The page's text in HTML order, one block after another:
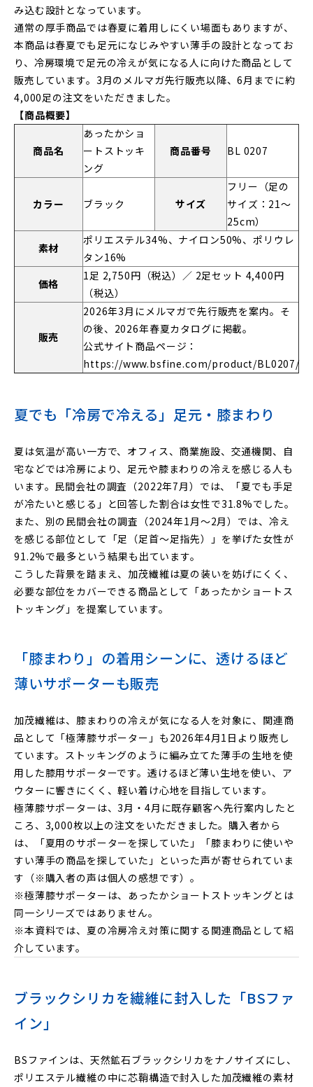
み込む設計となっています。
通常の厚手商品では春夏に着用しにくい場面もありますが、
本商品は春夏でも足元になじみやすい薄手の設計となってお
り、冷房環境で足元の冷えが気になる人に向けた商品として
販売しています。3月のメルマガ先行販売以降、6月までに約
4,000足の注文をいただきました。
【商品概要】
商品名
あったかショ
ートストッキ
ング
商品番号 BL 0207
カラー ブラック サイズ
フリー（足の
サイズ：21〜
25cm）
素材
ポリエステル34%、ナイロン50%、ポリウレ
タン16%
価格
1足 2,750円（税込）／ 2足セット 4,400円
（税込）
販売
2026年3月にメルマガで先行販売を案内。そ
の後、2026年春夏カタログに掲載。
公式サイト商品ページ：
https://www.bsfine.com/product/BL0207/
夏でも「冷房で冷える」足元・膝まわり
夏は気温が高い一方で、オフィス、商業施設、交通機関、自
宅などでは冷房により、足元や膝まわりの冷えを感じる人も
います。民間会社の調査（2022年7月）では、「夏でも手足
が冷たいと感じる」と回答した割合は女性で31.8%でした。
また、別の民間会社の調査（2024年1月〜2月）では、冷え
を感じる部位として「足（足首〜足指先）」を挙げた女性が
91.2%で最多という結果も出ています。
こうした背景を踏まえ、加茂繊維は夏の装いを妨げにくく、
必要な部位をカバーできる商品として「あったかショートス
トッキング」を提案しています。
「膝まわり」の着用シーンに、透けるほど
薄いサポーターも販売
加茂繊維は、膝まわりの冷えが気になる人を対象に、関連商
品として「極薄膝サポーター」も2026年4月1日より販売し
ています。ストッキングのように編み立てた薄手の生地を使
用した膝用サポーターです。透けるほど薄い生地を使い、ア
ウターに響きにくく、軽い着け心地を目指しています。
極薄膝サポーターは、3月・4月に既存顧客へ先行案内したと
ころ、3,000枚以上の注文をいただきました。購入者から
は、「夏用のサポーターを探していた」「膝まわりに使いや
すい薄手の商品を探していた」といった声が寄せられていま
す（※購入者の声は個人の感想です）。
※極薄膝サポーターは、あったかショートストッキングとは
同一シリーズではありません。
※本資料では、夏の冷房冷え対策に関する関連商品として紹
介しています。
ブラックシリカを繊維に封入した「BSファ
イン」
BSファインは、天然鉱石ブラックシリカをナノサイズにし、
ポリエステル繊維の中に芯鞘構造で封入した加茂繊維の素材